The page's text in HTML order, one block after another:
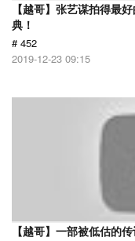
【越哥】张艺谋拍得最
典！
# 452
2019-12-23 09:15
【越哥】一部被低估的